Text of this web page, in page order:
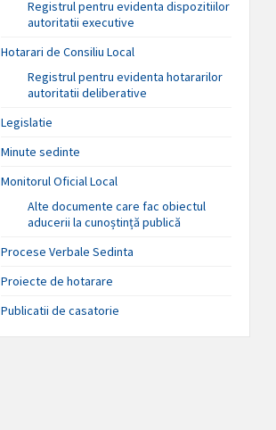
Registrul pentru evidenta dispozitiilor
autoritatii executive
Hotarari de Consiliu Local
Registrul pentru evidenta hotararilor
autoritatii deliberative
Legislatie
Minute sedinte
Monitorul Oficial Local
Alte documente care fac obiectul
aducerii la cunoștință publică
Procese Verbale Sedinta
Proiecte de hotarare
Publicatii de casatorie